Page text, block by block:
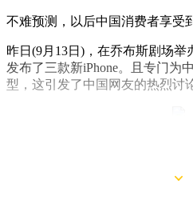
不难预测，以后中国消费者享受
昨日(9月13日)，在乔布斯剧场
发布了三款新iPhone。且专门为
型，这引发了中国网友的热烈讨